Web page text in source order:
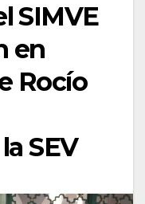
SIMVE
en
Rocío
SEV